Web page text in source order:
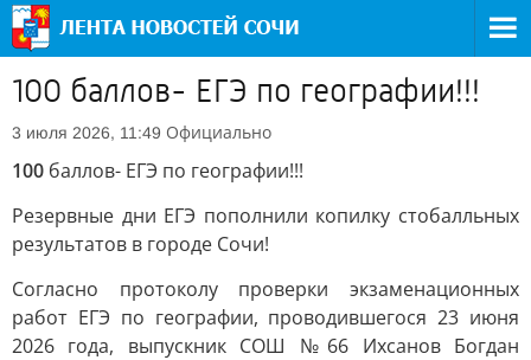
100 баллов- ЕГЭ по географии!!!
3 июля 2026, 11:49 Официально
100 баллов- ЕГЭ по географии!!!
Резервные дни ЕГЭ пополнили копилку стобалльных
результатов в городе Сочи!
Согласно протоколу проверки экзаменационных
работ ЕГЭ по географии, проводившегося 23 июня
2026 года, выпускник СОШ №66 Ихсанов Богдан